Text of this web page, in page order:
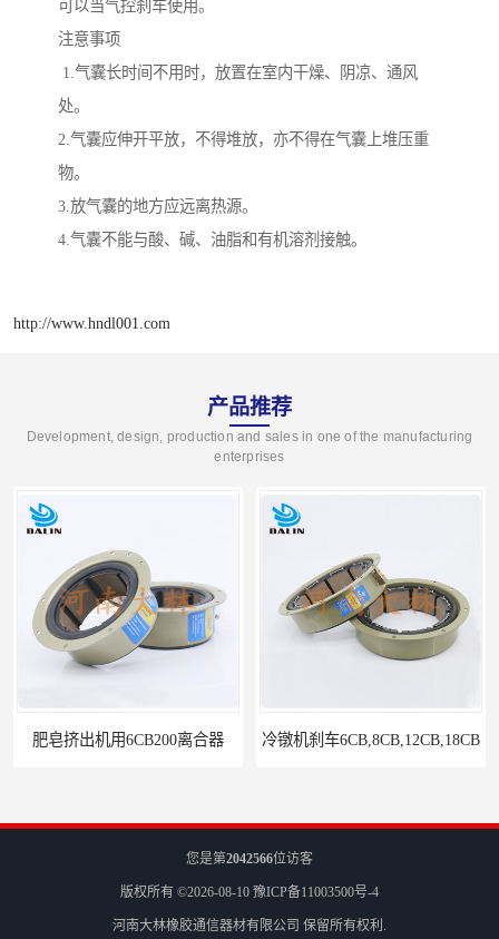
可以当气控刹车使用。
注意事项
1.气囊长时间不用时，放置在室内干燥、阴凉、通风
处。
2.气囊应伸开平放，不得堆放，亦不得在气囊上堆压重
物。
3.放气囊的地方应远离热源。
4.气囊不能与酸、碱、油脂和有机溶剂接触。
http://www.hndl001.com
产品推荐
Development, design, production and sales in one of the manufacturing
enterprises
冷镦机刹车6CB,8CB,12CB,18CB Airflex同等6CB200离合器
您是第2042566位访客
版权所有 ©2026-08-10 豫ICP备11003500号-4
河南大林橡胶通信器材有限公司 保留所有权利.